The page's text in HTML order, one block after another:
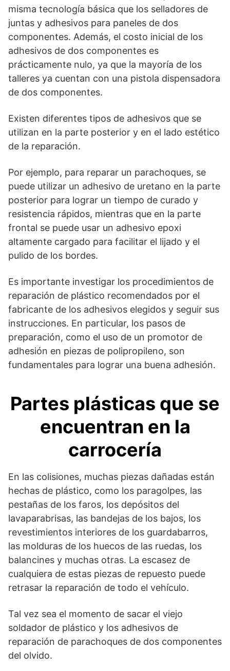
misma tecnología básica que los selladores de
juntas y adhesivos para paneles de dos
componentes. Además, el costo inicial de los
adhesivos de dos componentes es
prácticamente nulo, ya que la mayoría de los
talleres ya cuentan con una pistola dispensadora
de dos componentes.
Existen diferentes tipos de adhesivos que se
utilizan en la parte posterior y en el lado estético
de la reparación.
Por ejemplo, para reparar un parachoques, se
puede utilizar un adhesivo de uretano en la parte
posterior para lograr un tiempo de curado y
resistencia rápidos, mientras que en la parte
frontal se puede usar un adhesivo epoxi
altamente cargado para facilitar el lijado y el
pulido de los bordes.
Es importante investigar los procedimientos de
reparación de plástico recomendados por el
fabricante de los adhesivos elegidos y seguir sus
instrucciones. En particular, los pasos de
preparación, como el uso de un promotor de
adhesión en piezas de polipropileno, son
fundamentales para lograr una buena adhesión.
Partes plásticas que se
encuentran en la
carrocería
En las colisiones, muchas piezas dañadas están
hechas de plástico, como los paragolpes, las
pestañas de los faros, los depósitos del
lavaparabrisas, las bandejas de los bajos, los
revestimientos interiores de los guardabarros,
las molduras de los huecos de las ruedas, los
balancines y muchas otras. La escasez de
cualquiera de estas piezas de repuesto puede
retrasar la reparación de todo el vehículo.
Tal vez sea el momento de sacar el viejo
soldador de plástico y los adhesivos de
reparación de parachoques de dos componentes
del olvido.